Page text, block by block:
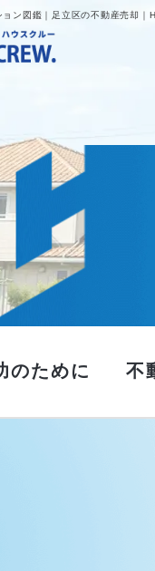
ン図鑑｜足立区の不動産売却｜
のために 不